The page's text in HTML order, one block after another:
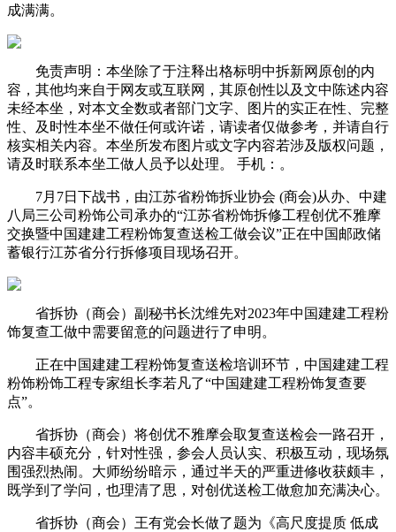
成满满。
免责声明：本坐除了于注释出格标明中拆新网原创的内
容，其他均来自于网友或互联网，其原创性以及文中陈述内容
未经本坐，对本文全数或者部门文字、图片的实正在性、完整
性、及时性本坐不做任何或许诺，请读者仅做参考，并请自行
核实相关内容。本坐所发布图片或文字内容若涉及版权问题，
请及时联系本坐工做人员予以处理。 手机：。
7月7日下战书，由江苏省粉饰拆业协会 (商会)从办、中建
八局三公司粉饰公司承办的“江苏省粉饰拆修工程创优不雅摩
交换暨中国建建工程粉饰复查送检工做会议”正在中国邮政储
蓄银行江苏省分行拆修项目现场召开。
省拆协（商会）副秘书长沈维先对2023年中国建建工程粉
饰复查工做中需要留意的问题进行了申明。
正在中国建建工程粉饰复查送检培训环节，中国建建工程
粉饰粉饰工程专家组长李若凡了“中国建建工程粉饰复查要
点”。
省拆协（商会）将创优不雅摩会取复查送检会一路召开，
内容丰硕充分，针对性强，参会人员认实、积极互动，现场氛
围强烈热闹。大师纷纷暗示，通过半天的严重进修收获颇丰，
既学到了学问，也理清了思，对创优送检工做愈加充满决心。
省拆协（商会）王有党会长做了题为《高尺度提质 低成